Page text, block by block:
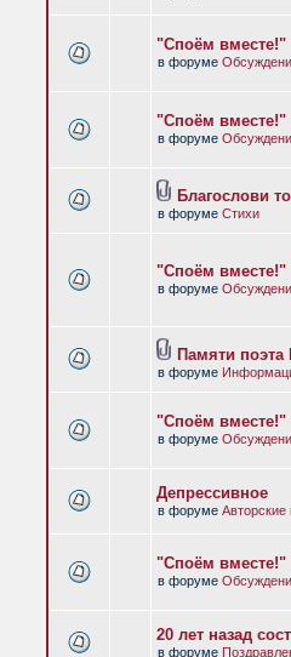
"Споём вместе!"
в форуме
"Споём вместе!"
в форуме
Благослови
в форуме Стихи
"Споём вместе!"
в форуме
Памяти
в форуме
"Споём вместе!"
в форуме
Депрессивное
в форуме Авторские
"Споём вместе!"
в форуме
20 лет назад
в форуме